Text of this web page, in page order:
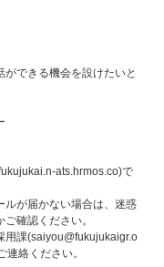
できる機会を設けたいと
ats.hrmos.co)で
ルが届かない場合は、迷惑
確認ください。
用課(saiyou@fukujukaigr.o
絡ください。